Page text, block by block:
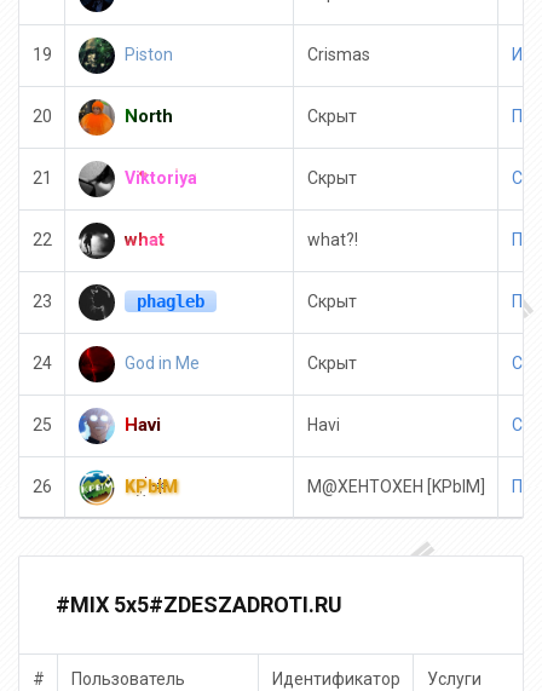
19 Piston Crismas
20 North Скрыт
21 Viktoriya Скрыт
22 what what?!
23 phagleb Скрыт
24 God in Me Скрыт
25 Havi Havi
26 KPblM M@XEHTOXEH [KPblM]
#MIX 5x5#ZDESZADROTI.RU
# Пользователь Идентификатор Услуги